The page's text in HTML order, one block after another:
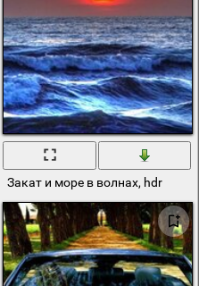
Закат и море в волнах, hdr